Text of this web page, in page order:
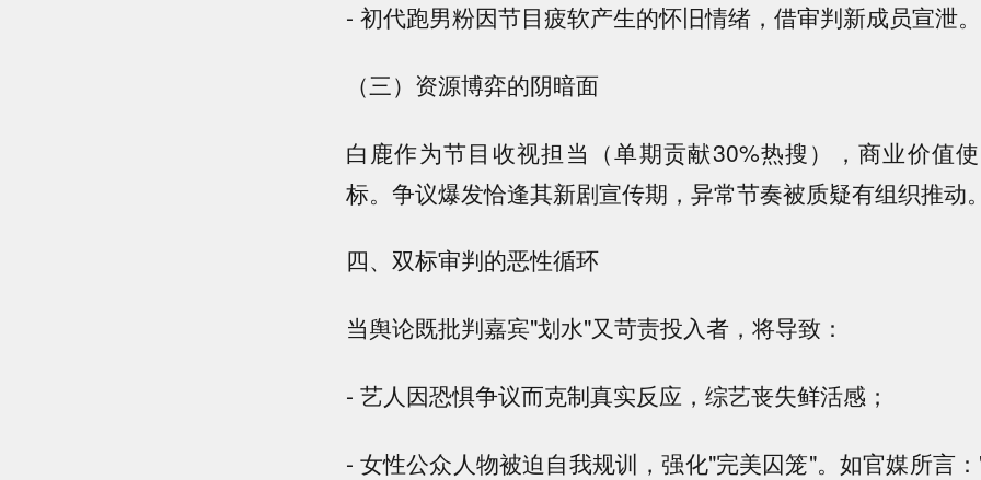
- 初代跑男粉因节目疲软产生的怀旧情绪，借审判新成员宣泄。
（三）资源博弈的阴暗面
白鹿作为节目收视担当（单期贡献30%热搜），商业价值
标。争议爆发恰逢其新剧宣传期，异常节奏被质疑有组织推动。
四、双标审判的恶性循环
当舆论既批判嘉宾"划水"又苛责投入者，将导致：
- 艺人因恐惧争议而克制真实反应，综艺丧失鲜活感；
- 女性公众人物被迫自我规训，强化"完美囚笼"。如官媒所言